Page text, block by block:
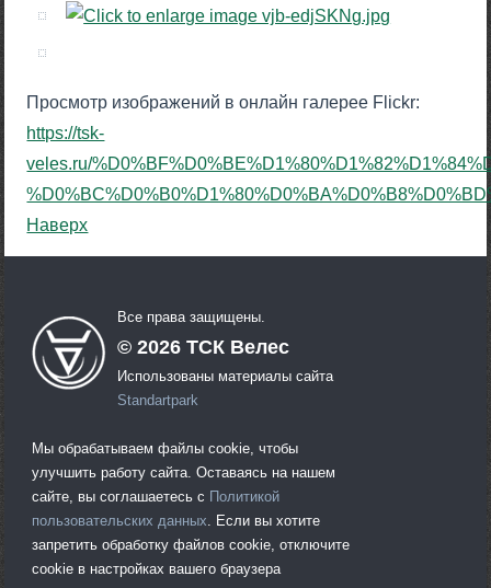
Просмотр изображений в онлайн галерее Flickr:
https://tsk-
veles.ru/
Наверх
Все права защищены.
©2026 ТСК Велес
Использованы материалы сайта
Standartpark
Мы обрабатываем файлы cookie, чтобы
улучшить работу сайта. Оставаясь на нашем
сайте, вы соглашаетесь с Политикой
пользовательских данных. Если вы хотите
запретить обработку файлов cookie, отключите
cookie в настройках вашего браузера